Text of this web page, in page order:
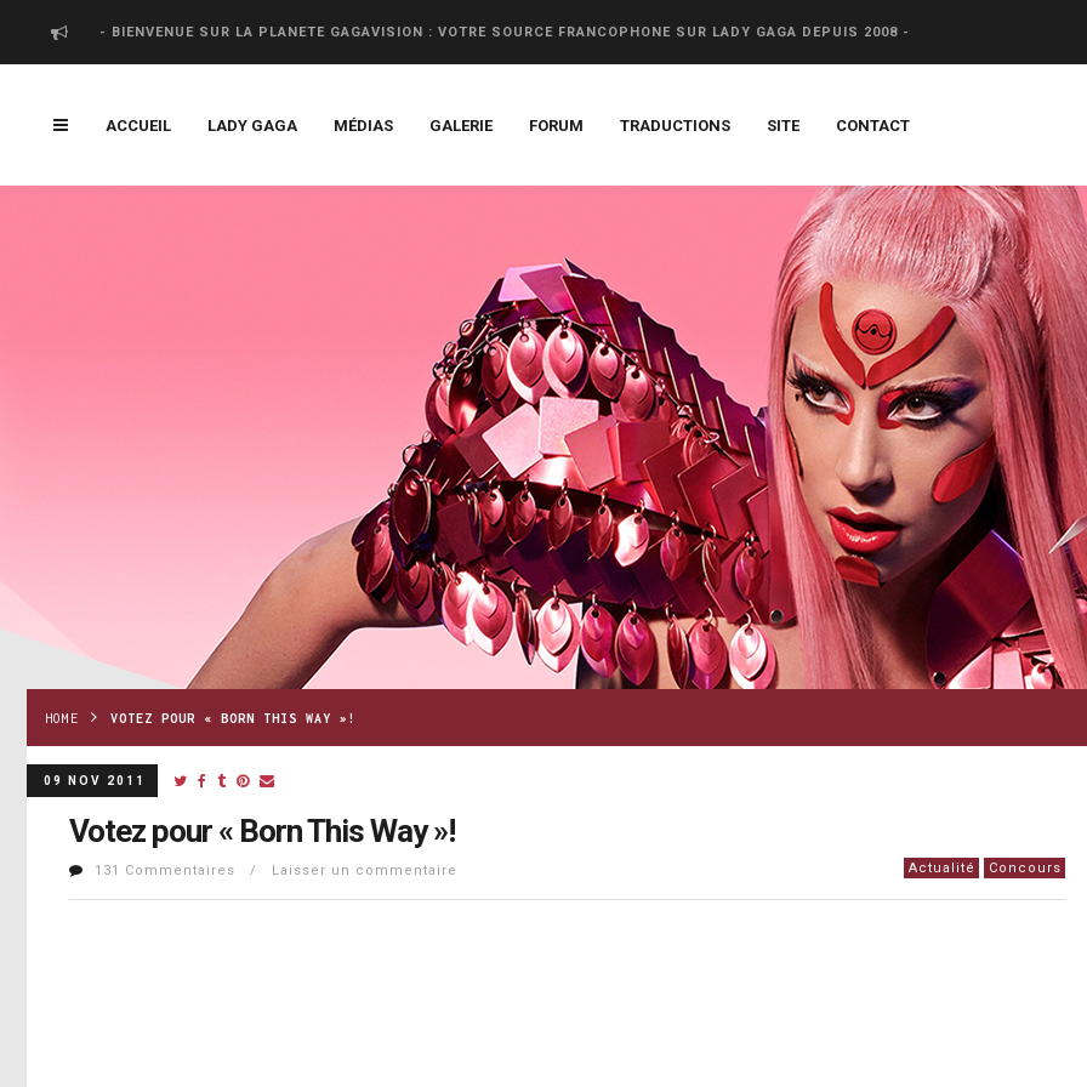
- BIENVENUE SUR LA PLANETE GAGAVISION : VOTRE SOURCE FRANCOPHONE SUR LADY GAGA DEPUIS 2008 -
ACCUEIL LADY GAGA MÉDIAS GALERIE FORUM TRADUCTIONS SITE CONTACT
HOME VOTEZ POUR « BORN THIS WAY »!
09 NOV 2011
Votez pour « Born This Way »!
131 Commentaires / Laisser un commentaire Actualité Concours